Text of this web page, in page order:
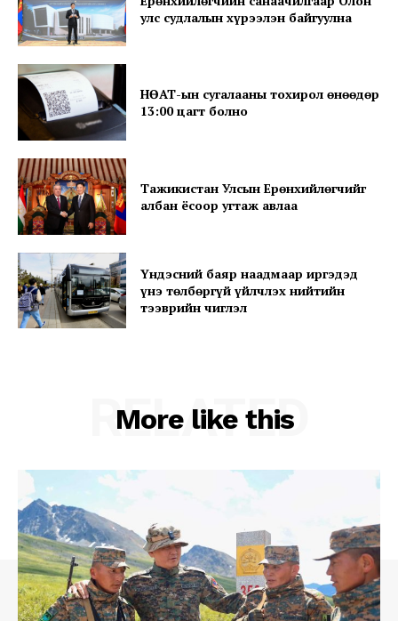
улс судлалын хүрээлэн байгуулна
НӨАТ-ын сугалааны тохирол өнөөдөр
13:00 цагт болно
Тажикистан Улсын Ерөнхийлөгчийг
албан ёсоор угтаж авлаа
Үндэсний баяр наадмаар иргэдэд
үнэ төлбөргүй үйлчлэх нийтийн
тээврийн чиглэл
More like this
RELATED